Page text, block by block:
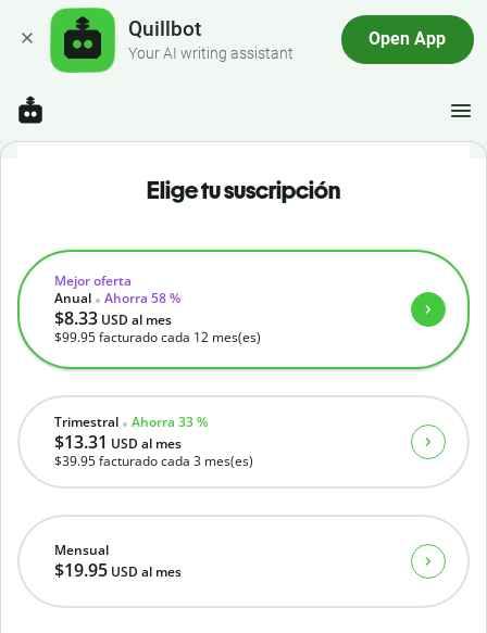
Quillbot
Your AI writing assistant
Open App
Elige tu suscripción
Mensual
$19.95 USD al mes
Trimestral Ahorra 33 %
$13.31 USD al mes
$39.95facturado cada 3 mes(es)
Mejor oferta
Anual
Ahorra 58 %
$8.33 USD al mes
$99.95facturado cada 12 mes(es)